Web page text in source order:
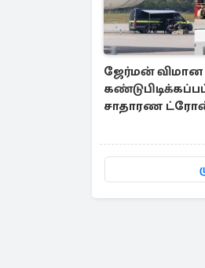
ஜேர்மன் விமான
சாதாரண